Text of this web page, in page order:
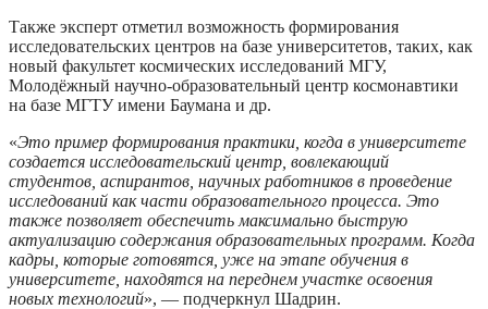
Также эксперт отметил возможность формирования
исследовательских центров на базе университетов, таких, как
новый факультет космических исследований МГУ,
Молодёжный научно-образовательный центр космонавтики
на базе МГТУ имени Баумана и др.
«Это пример формирования практики, когда в университете
создается исследовательский центр, вовлекающий
студентов, аспирантов, научных работников в проведение
исследований как части образовательного процесса. Это
также позволяет обеспечить максимально быструю
актуализацию содержания образовательных программ. Когда
кадры, которые готовятся, уже на этапе обучения в
университете, находятся на переднем участке освоения
новых технологий», — подчеркнул Шадрин.